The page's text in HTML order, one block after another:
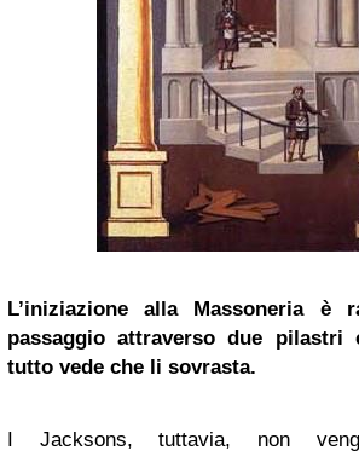
L’iniziazione alla Massoneria è
passaggio attraverso due pilastri
tutto vede che li sovrasta.
I Jacksons, tuttavia, non